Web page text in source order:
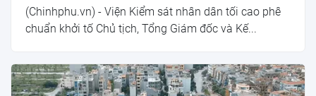
(Chinhphu.vn) - Viện Kiểm sát nhân dân tối cao phê
chuẩn khởi tố Chủ tịch, Tổng Giám đốc và Kế...